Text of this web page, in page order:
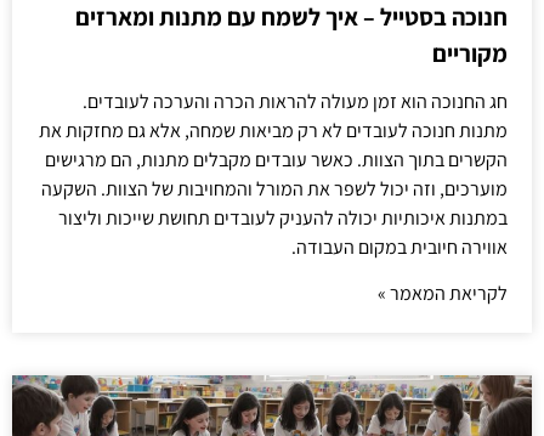
חנוכה בסטייל – איך לשמח עם מתנות ומארזים
מקוריים
חג החנוכה הוא זמן מעולה להראות הכרה והערכה לעובדים.
מתנות חנוכה לעובדים לא רק מביאות שמחה, אלא גם מחזקות את
הקשרים בתוך הצוות. כאשר עובדים מקבלים מתנות, הם מרגישים
מוערכים, וזה יכול לשפר את המורל והמחויבות של הצוות. השקעה
במתנות איכותיות יכולה להעניק לעובדים תחושת שייכות וליצור
אווירה חיובית במקום העבודה.
לקריאת המאמר »